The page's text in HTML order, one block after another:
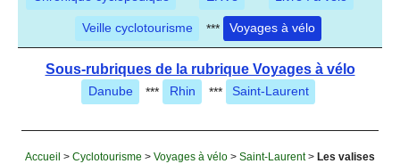
Veille cyclotourisme *** Voyages à vélo
Sous-rubriques de la rubrique Voyages à vélo
Danube *** Rhin *** Saint-Laurent
Accueil > Cyclotourisme > Voyages à vélo > Saint-Laurent> Les valises